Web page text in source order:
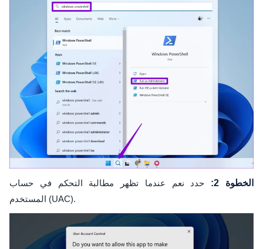
الخطوة 2:
حدد نعم عندما تظهر مطالبة التحكم في حساب
المستخدم (UAC).